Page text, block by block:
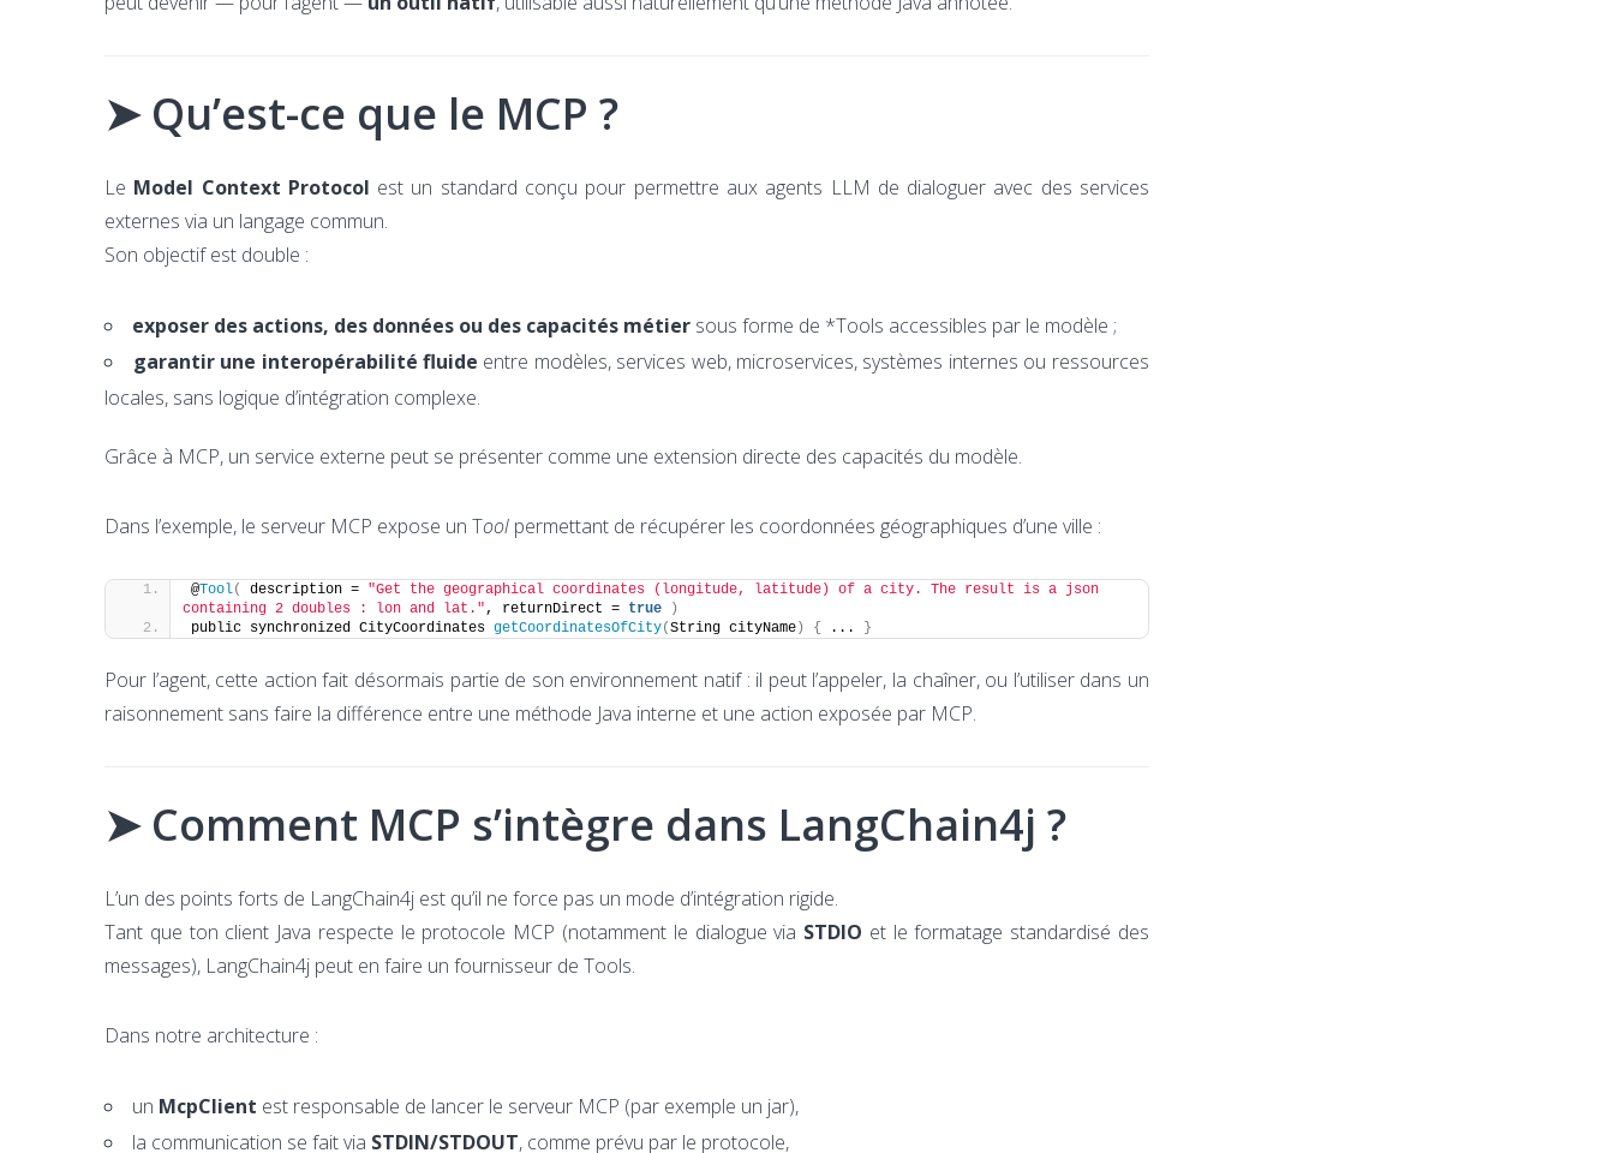
➤ Qu’est-ce que le MCP ?
Le Model Context Protocol est un standard conçu pour permettre aux agents LLM de dialoguer avec des services
externes via un langage commun.
Son objectif est double :
exposer des actions, des données ou des capacités métier sous forme de *Tools accessibles par le modèle ;
garantir une interopérabilité fluide entre modèles, services web, microservices, systèmes internes ou ressources
locales, sans logique d’intégration complexe.
Grâce à MCP, un service externe peut se présenter comme une extension directe des capacités du modèle.
Dans l’exemple, le serveur MCP expose un Tool permettant de récupérer les coordonnées géographiques d’une ville :
@Tool( description = "Get the geographical coordinates (longitude, latitude) of a city. The result is a json
containing 2 doubles : lon and lat.", returnDirect = true
)
public synchronized CityCoordinates getCoordinatesOfCity(String cityName ) { ... }
Pour l’agent, cette action fait désormais partie de son environnement natif : il peut l’appeler, la chaîner, ou l’utiliser dans un
raisonnement sans faire la différence entre une méthode Java interne et une action exposée par MCP.
➤ Comment MCP s’intègre dans LangChain4j ?
L’un des points forts de LangChain4j est qu’il ne force pas un mode d’intégration rigide.
Tant que ton client Java respecte le protocole MCP (notamment le dialogue via STDIO et le formatage standardisé des
messages), LangChain4j peut en faire un fournisseur de Tools.
Dans notre architecture :
un McpClient est responsable de lancer le serveur MCP (par exemple un jar),
la communication se fait via STDIN/STDOUT, comme prévu par le protocole,